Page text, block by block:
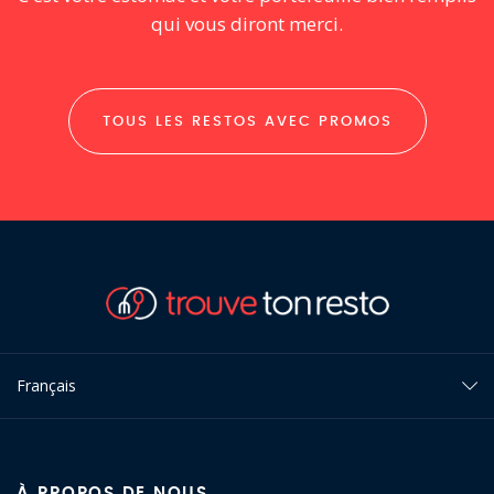
qui vous diront merci.
TOUS LES RESTOS AVEC PROMOS
Français